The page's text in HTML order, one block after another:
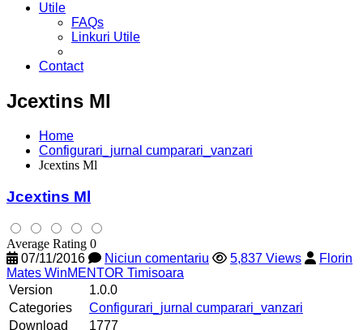
Utile
FAQs
Linkuri Utile
Contact
Jcextins Ml
Home
Configurari_jurnal cumparari_vanzari
Jcextins Ml
Jcextins Ml
Average Rating 0
07/11/2016
Niciun comentariu 5,837 Views
Florin
Mates WinMENTOR Timisoara
Version
1.0.0
Categories
Configurari_jurnal cumparari_vanzari
Download
1777